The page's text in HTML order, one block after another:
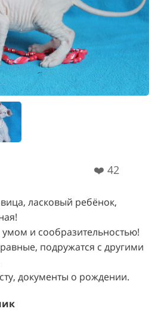
❤️ 42
ласковый ребёнок,
и сообразительностью!
подружатся с другими
документы о рождении.